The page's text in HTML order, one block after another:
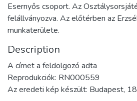
Esernyős csoport. Az
felállványozva. Az előtérben az
munkaterülete.
Description
A címet a feldolgozó adta
Reprodukciók: RN000559
Az eredeti kép készült: Budapest,